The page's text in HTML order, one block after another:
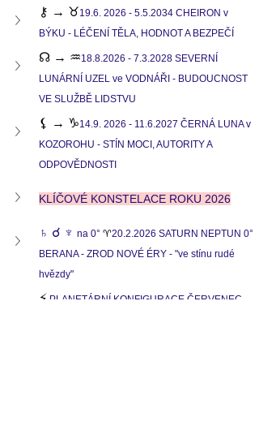
⚷ → ♉19.6. 2026 - 5.5.2034 CHEIRON v
BÝKU - LÉČENÍ TĚLA, HODNOT A BEZPEČÍ
☊ → ♒18.8.2026 - 7.3.2028 SEVERNÍ
LUNÁRNÍ UZEL ve VODNÁŘI - BUDOUCNOST
VE SLUŽBĚ LIDSTVU
⚸ → ♑14.9. 2026 - 11.6.2027 ČERNÁ LUNA v
KOZOROHU - STÍN MOCI, AUTORITY A
ODPOVĚDNOSTI
KLÍČOVÉ KONSTELACE ROKU 2026
♄ ☌ ♆ na 0° ♈20.2.2026 SATURN NEPTUN 0°
BERANA - ZROD NOVÉ ÉRY - "ve stínu rudé
hvězdy"
⚡ PLANETÁRNÍ KONFIGURACE ČERVENEC -